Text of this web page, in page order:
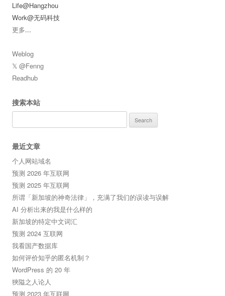
Life@Hangzhou
Work@无码科技
更多...
Weblog
𝕏 @Fenng
Readhub
搜索本站
for:
最近文章
个人网站域名
预测 2026 年互联网
预测 2025 年互联网
所谓「新加坡的神奇法律」，充满了我们的误读与误解
AI 分析出来的我是什么样的
新加坡的特定中文词汇
预测 2024 互联网
我看国产数据库
如何评价知乎的匿名机制？
WordPress 的 20 年
狹隘之人论人
预测 2023 年互联网